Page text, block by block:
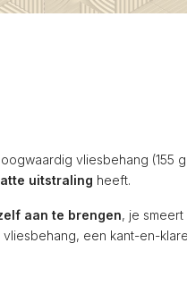
vliesbehang (155
uitstraling heeft.
aan te brengen, je smeert
een kant-en-